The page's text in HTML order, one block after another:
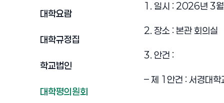
대학요람
대학규정집
학교법인
대학평의원회
1. 일시 : 2026년 3
2. 장소 : 본관 회의실
3. 안건 :
– 제 1안건 : 서경대학